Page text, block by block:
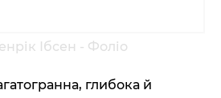
Ібсен - Фоліо
глибока й